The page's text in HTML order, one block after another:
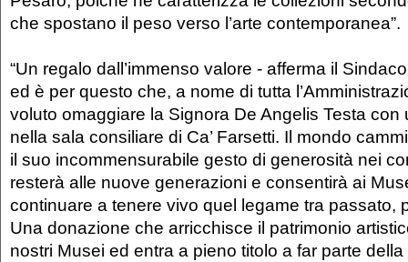
che spostano il peso verso l’arte contemporanea”.
“Un regalo dall’immenso valore - afferma il
ed è per questo che, a nome di tutta
voluto omaggiare la Signora De Angelis Testa con
nella sala consiliare di Ca’ Farsetti. Il mondo
il suo incommensurabile gesto di generosità nei
resterà alle nuove generazioni e consentirà ai
continuare a tenere vivo quel legame tra passato,
Una donazione che arricchisce il patrimonio
nostri Musei ed entra a pieno titolo a far parte